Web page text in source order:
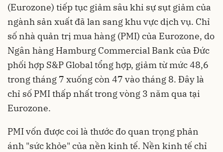
(Eurozone) tiếp tục giảm sâu khi sự sụt giảm của
ngành sản xuất đã lan sang khu vực dịch vụ. Chỉ
số nhà quản trị mua hàng (PMI) của Eurozone, do
Ngân hàng Hamburg Commercial Bank của Đức
phối hợp S&P Global tổng hợp, giảm từ mức 48,6
trong tháng 7 xuống còn 47 vào tháng 8. Đây là
chỉ số PMI thấp nhất trong vòng 3 năm qua tại
Eurozone.
PMI vốn được coi là thước đo quan trọng phản
ánh "sức khỏe" của nền kinh tế. Nền kinh tế chỉ